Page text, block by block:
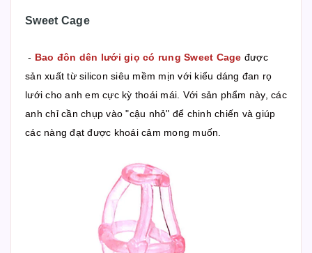
Sweet Cage
- Bao đôn dên lưới giọ có rung Sweet Cage được
sản xuất từ silicon siêu mềm mịn với kiểu dáng đan rọ
lưới cho anh em cực kỳ thoái mái. Với sản phẩm này, các
anh chỉ cần chụp vào "cậu nhỏ" để chinh chiến và giúp
các nàng đạt được khoái cảm mong muốn.